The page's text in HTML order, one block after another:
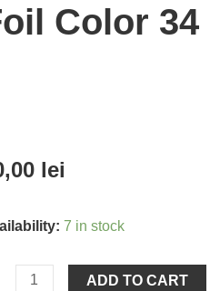
Color 34
lei
7 in stock
ADD TO CART